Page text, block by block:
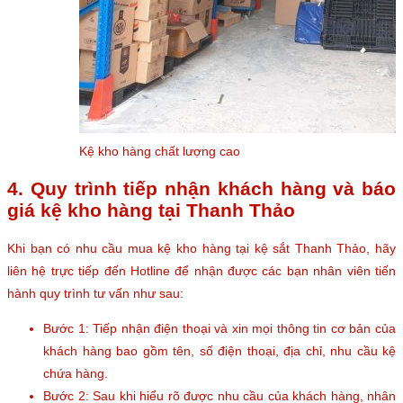
Kệ kho hàng chất lượng cao
4. Quy trình tiếp nhận khách hàng và báo
giá kệ kho hàng tại Thanh Thảo
Khi bạn có nhu cầu mua kệ kho hàng tại kệ sắt Thanh Thảo, hãy
liên hệ trực tiếp đến Hotline để nhận được các bạn nhân viên tiến
hành quy trình tư vấn như sau:
Bước 1: Tiếp nhận điện thoại và xin mọi thông tin cơ bản của
khách hàng bao gồm tên, số điện thoại, địa chỉ, nhu cầu kệ
chứa hàng.
Bước 2: Sau khi hiểu rõ được nhu cầu của khách hàng, nhân